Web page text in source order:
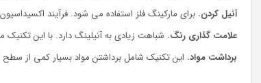
آنیل کردن. برای مارکینگ فلز استفاده می شود. فرآیند
علامت گذاری رنگ. شباهت زیادی به آنیلینگ دارد. با این
برداشت مواد. این تکنیک شامل برداشتن مواد بسیار کمی از